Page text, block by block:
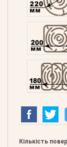
Кількість